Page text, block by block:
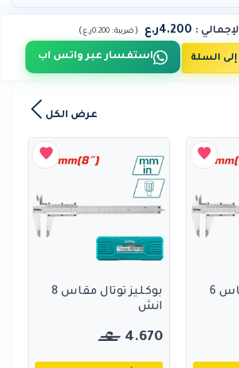
: 4.200ر.ع (ضريبة :0.200ر.ع )
السلة استفسار عبر واتس اب
عرض الكل
بوكليز توتال مقاس 6
بوكليز توتال مقاس 8
انش
4.670